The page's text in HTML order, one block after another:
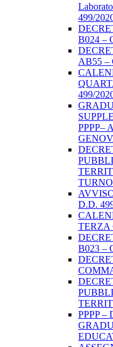
499/
B024 –
AB55 –
499/
PPPP–
TURNO
D.D.
TERZA
B023 –
PPPP